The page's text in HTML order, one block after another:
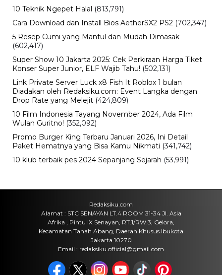
Ruben Onsu Saat Kondisi Kritis, Ini
Kabar Terbarunya
Kamis, 6 Agu 2026 - 15:25 WIB
Sejarah
Cara Ikut Upacara Kemerdekaan di
Istana 17 Agustus 2026, Syarat dan
Link Pendaftaran
Kamis, 6 Agu 2026 - 15:19 WIB
Keuangan
Harga Emas Antam Hari Ini, Cek
Pergerakan Harga Logam Mulia
Terbaru
Kamis, 6 Agu 2026 - 15:09 WIB
Sejarah
Peringatan Kemerdekaan 2026
Tarif Listrik PLN Terbaru Agustus
2026, Cek Besaran Tarif untuk Semua
Kamis, 6 Agu 2026 - 13:50 WIB